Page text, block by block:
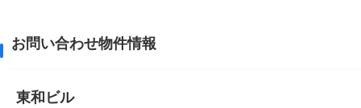
お問い合わせ物件情報
東和ビル